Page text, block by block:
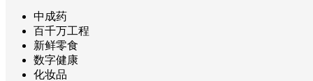
中成药
百千万工程
新鲜零食
数字健康
化妆品